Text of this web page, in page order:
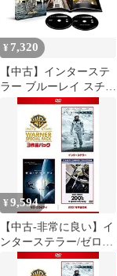
¥ 7,320
【中古】インターステ
ラー ブルーレイ スチー
ルブック仕様(2枚組/デ
ジタルコピー付) [Blu-
¥9,594
【中古-非常に良い】イ
ンターステラー/ゼロ・
グラビティ/2001年宇宙
の旅 ワーナー・スペシ